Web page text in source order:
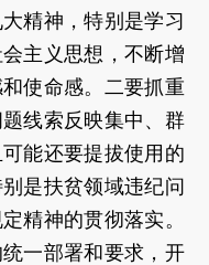
精神，特别是学习
主义思想，不断增
使命感。二要抓重
线索反映集中、群
能还要提拔使用的
是扶贫领域违纪问
精神的贯彻落实。
一部署和要求，开